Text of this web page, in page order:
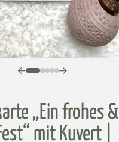
0 1234
„Ein frohes &
mit Kuvert |